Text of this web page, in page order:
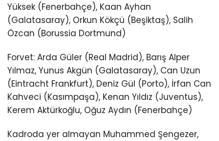
Yüksek (Fenerbahçe), Kaan Ayhan
(Galatasaray), Orkun Kökçü (Beşiktaş), Salih
Özcan (Borussia Dortmund)
Forvet: Arda Güler (Real Madrid), Barış Alper
Yılmaz, Yunus Akgün (Galatasaray), Can Uzun
(Eintracht Frankfurt), Deniz Gül (Porto), İrfan Can
Kahveci (Kasımpaşa), Kenan Yıldız (Juventus),
Kerem Aktürkoğlu, Oğuz Aydın (Fenerbahçe)
Kadroda yer almayan Muhammed Şengezer,